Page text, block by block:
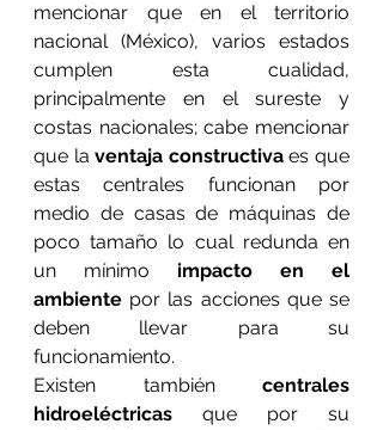
mencionar que en el territorio
nacional (México), varios estados
cumplen esta cualidad,
principalmente en el sureste y
costas nacionales; cabe mencionar
que la ventaja constructiva es que
estas centrales funcionan por
medio de casas de máquinas de
poco tamaño lo cual redunda en
un mínimo impacto en el
ambiente por las acciones que se
deben llevar para su
funcionamiento.
Existen también centrales
hidroeléctricas que por su